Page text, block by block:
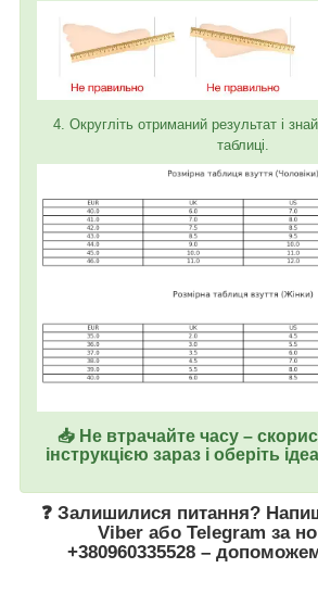
4. Округліть отриманий результат і
таблиці.
📥 Не втрачайте часу –
інструкцією зараз і оберіть
❓ Залишилися питання?
Viber або Telegram за
+380960335528 –